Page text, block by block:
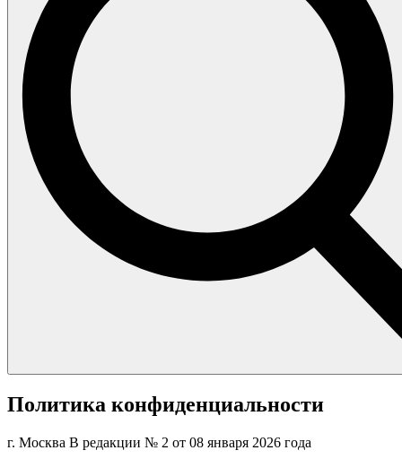
Политика конфиденциальности
г. Москва В редакции № 2 от 08 января 2026 года